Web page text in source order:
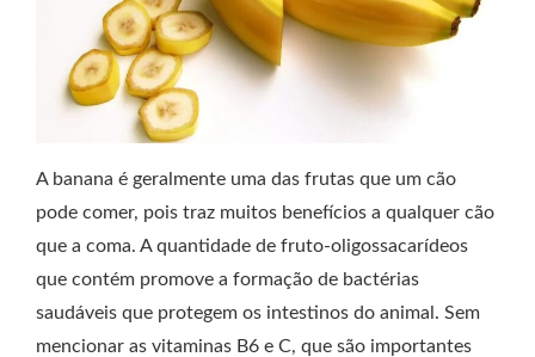
A banana é geralmente uma das frutas que um cão
pode comer, pois traz muitos benefícios a qualquer cão
que a coma. A quantidade de fruto-oligossacarídeos
que contém promove a formação de bactérias
saudáveis que protegem os intestinos do animal. Sem
mencionar as vitaminas B6 e C, que são importantes